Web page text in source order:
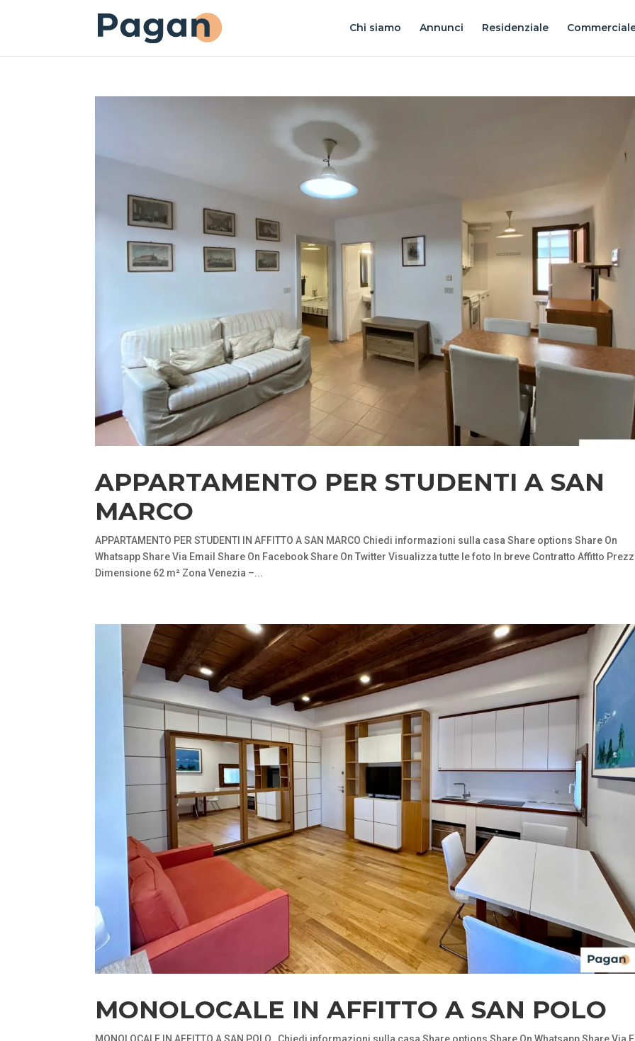
Chi siamo Annunci Residenziale
APPARTAMENTO PER STUDENTI A SAN
MARCO
APPARTAMENTO PER STUDENTI IN AFFITTO A SAN MARCO Chiedi informazioni sulla casa Share options Share On
Whatsapp Share Via Email Share On Facebook Share On Twitter Visualizza tutte le foto In breve Contratto Affitto
Dimensione 62 m² Zona Venezia –...
MONOLOCALE IN AFFITTO A SAN POLO